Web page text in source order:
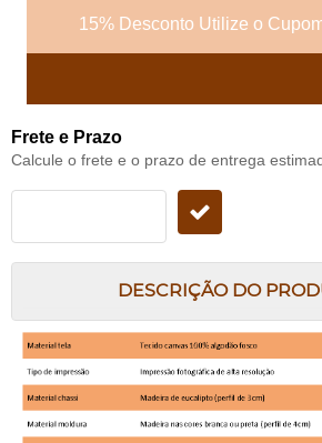
15% Desconto Utilize o
Frete e Prazo
Calcule o frete e o prazo de entrega
DESCRIÇÃO DO